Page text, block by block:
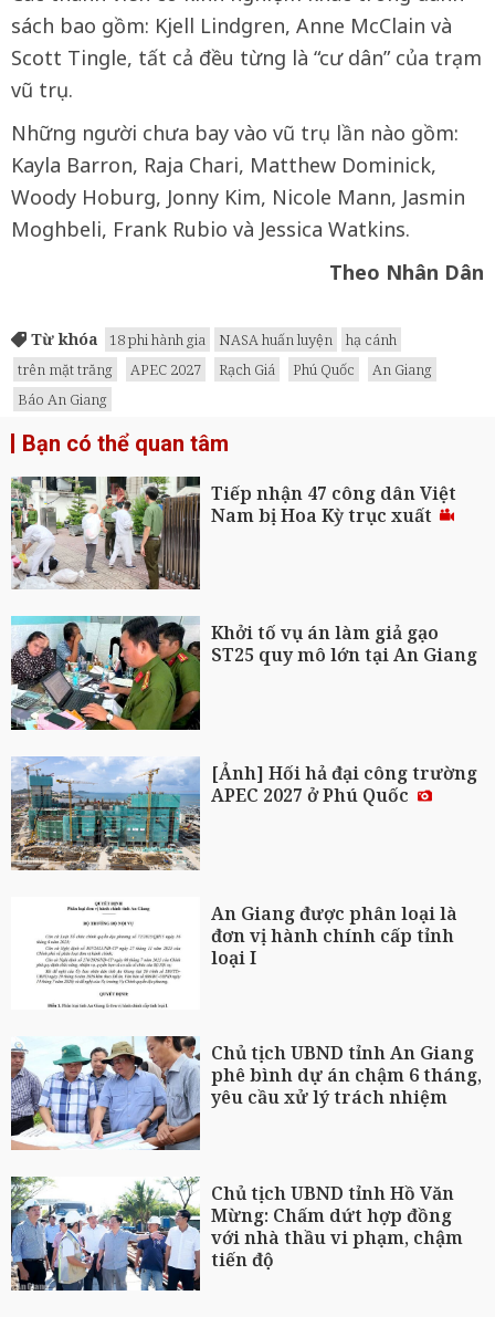
sách bao gồm: Kjell Lindgren, Anne McClain và
Scott Tingle, tất cả đều từng là “cư dân” của trạm
vũ trụ.
Những người chưa bay vào vũ trụ lần nào gồm:
Kayla Barron, Raja Chari, Matthew Dominick,
Woody Hoburg, Jonny Kim, Nicole Mann, Jasmin
Moghbeli, Frank Rubio và Jessica Watkins.
Theo Nhân Dân
Từ khóa 18 phi hành gia NASA huấn luyện
hạ cánh
trên mặt trăng
APEC 2027 Rạch Giá Phú Quốc
An Giang
Báo An Giang
Bạn có thể quan tâm
Tiếp nhận 47 công dân Việt
Nam bị Hoa Kỳ trục xuất
Khởi tố vụ án làm giả gạo
ST25 quy mô lớn tại An Giang
[Ảnh] Hối hả đại công trường
APEC 2027 ở Phú Quốc
An Giang được phân loại là
đơn vị hành chính cấp tỉnh
loại I
Chủ tịch UBND tỉnh An Giang
phê bình dự án chậm 6 tháng,
yêu cầu xử lý trách nhiệm
Chủ tịch UBND tỉnh Hồ Văn
Mừng: Chấm dứt hợp đồng
với nhà thầu vi phạm, chậm
tiến độ